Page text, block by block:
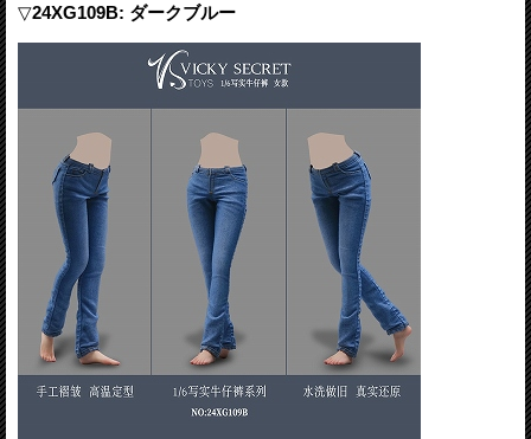
▽24XG109B: ダークブルー